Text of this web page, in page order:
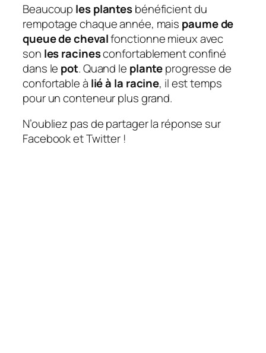
Beaucoup les plantesbénéficient du
rempotage chaque année, mais paume de
queue de chevalfonctionne mieux avec
son les racinesconfortablement confiné
dans le pot. Quand le planteprogresse de
confortable à lié à la racine, il est temps
pour un conteneur plus grand.
N’oubliez pas de partager la réponse sur
Facebook et Twitter !